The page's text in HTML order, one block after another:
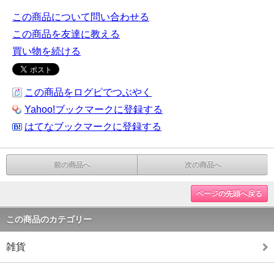
この商品について問い合わせる
この商品を友達に教える
買い物を続ける
この商品をログピでつぶやく
Yahoo!ブックマークに登録する
はてなブックマークに登録する
前の商品へ 次の商品へ
ページの先頭へ戻る
この商品のカテゴリー
雑貨